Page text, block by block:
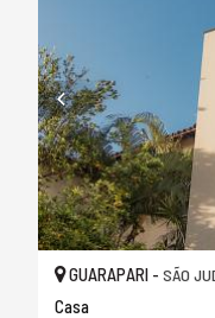
GUARAPARI - SÃO
Casa